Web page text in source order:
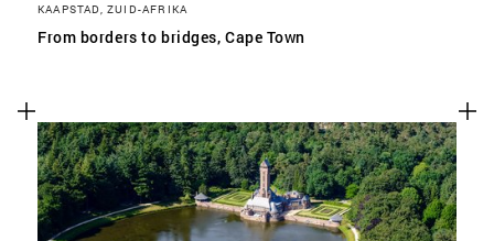
KAAPSTAD, ZUID-AFRIKA
From borders to bridges, Cape Town